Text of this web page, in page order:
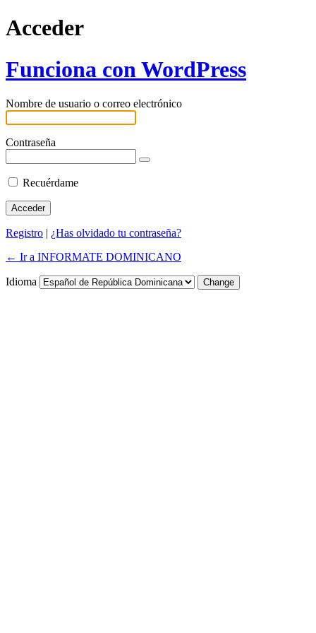
Acceder
Funciona con WordPress
Nombre de usuario o correo electrónico
Contraseña
Recuérdame
Registro | ¿Has olvidado tu contraseña?
← Ir a INFORMATE DOMINICANO
Idioma